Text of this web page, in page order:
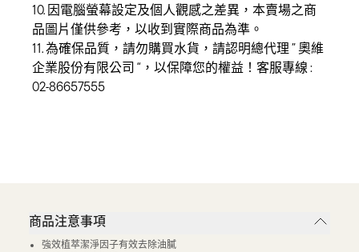
10. 因電腦螢幕設定及個人觀感之差異，本賣場之商
品圖片僅供參考，以收到實際商品為準。
11. 為確保品質，請勿購買水貨，請認明總代理 ” 奧維
企業股份有限公司 “，以保障您的權益！客服專線 :
02-86657555
商品注意事項
強效植萃潔淨因子有效去除油膩